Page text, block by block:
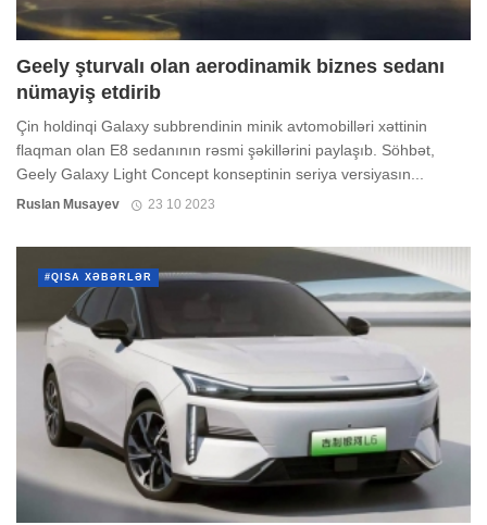
Geely şturvalı olan aerodinamik biznes sedanı
nümayiş etdirib
Çin holdinqi Galaxy subbrendinin minik avtomobilləri xəttinin
flaqman olan E8 sedanının rəsmi şəkillərini paylaşıb. Söhbət,
Geely Galaxy Light Concept konseptinin seriya versiyasın...
Ruslan Musayev 23 10 2023
#QISA XƏBƏRLƏR